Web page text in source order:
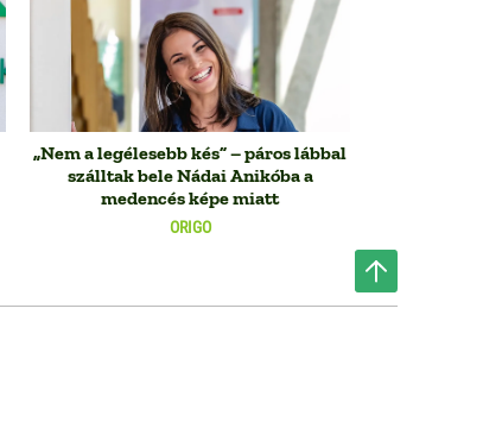
ORIGO
„Nem a legélesebb kés” – páros lábbal
szálltak bele Nádai Anikóba a
medencés képe miatt